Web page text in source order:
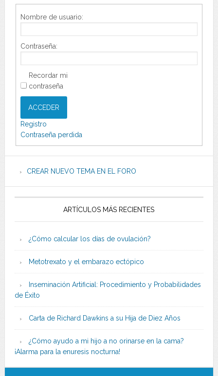
Nombre de usuario:
Contraseña:
Recordar mi
contraseña
ACCEDER
Registro
Contraseña perdida
CREAR NUEVO TEMA EN EL FORO
ARTÍCULOS MÁS RECIENTES
¿Cómo calcular los días de ovulación?
Metotrexato y el embarazo ectópico
Inseminación Artificial: Procedimiento y Probabilidades
de Éxito
Carta de Richard Dawkins a su Hija de Diez Años
¿Cómo ayudo a mi hijo a no orinarse en la cama?
¡Alarma para la enuresis nocturna!